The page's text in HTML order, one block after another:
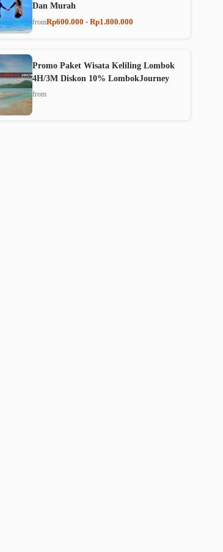
Dan Murah
fromRp600.000 - Rp1.800.000
Promo Paket Wisata Keliling Lombok
4H/3M Diskon 10% LombokJourney
from